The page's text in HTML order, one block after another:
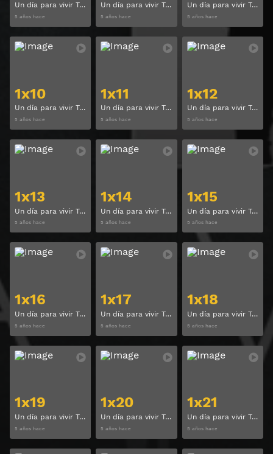
Un día para vivir Temporada 1 Capitulo 7
5 años hace
Un día para vivir Temporada 1 Capitulo 8
5 años hace
Un día para vivir Temporada 1 Capitulo 9
5 años hace
1x10
Un día para vivir Temporada 1 Capitulo 10
5 años hace
Ver
1x11
Un día para vivir Temporada 1 Capitulo 11
5 años hace
Ver
1x12
Un día para vivir Temporada 1 Capitulo 12
5 años hace
1x13
Un día para vivir Temporada 1 Capitulo 13
5 años hace
Ver
1x14
Un día para vivir Temporada 1 Capitulo 14
5 años hace
Ver
1x15
Un día para vivir Temporada 1 Capitulo 15
5 años hace
1x16
Un día para vivir Temporada 1 Capitulo 16
5 años hace
Ver
1x17
Un día para vivir Temporada 1 Capitulo 17
5 años hace
Ver
1x18
Un día para vivir Temporada 1 Capitulo 18
5 años hace
1x19
Un día para vivir Temporada 1 Capitulo 19
5 años hace
Ver
1x20
Un día para vivir Temporada 1 Capitulo 20
5 años hace
Ver
1x21
Un día para vivir Temporada 1 Capitulo 21
5 años hace